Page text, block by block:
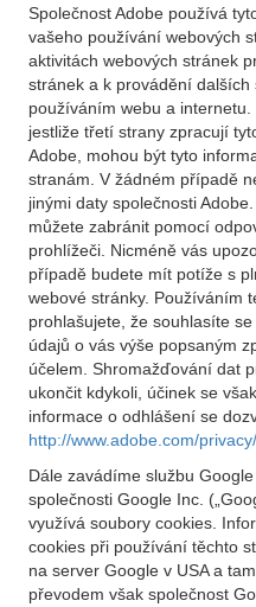
Společnost Adobe používá
vašeho používání webových
aktivitách webových stránek
stránek a k provádění
používáním webu a
jestliže třetí strany zpracují
Adobe, mohou být tyto
stranám. V žádném případě
jinými daty společnosti
můžete zabránit pomocí
prohlížeči. Nicméně vás
případě budete mít potíže s
webové stránky. Používáním
prohlašujete, že souhlasíte
údajů o vás výše popsaným
účelem. Shromažďování dat
ukončit kdykoli, účinek se
informace o odhlášení se
http://www.adobe.com/
Dále zavádíme službu
společnosti Google Inc.
využívá soubory cookies.
cookies při používání těchto
na server Google v USA a
převodem však společnost